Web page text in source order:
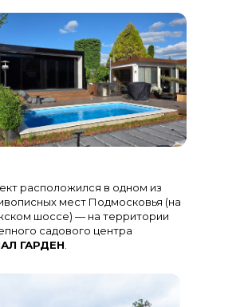
расположился в одном из
мест Подмосковья (на
шоссе) — на территории
садового центра
ГАРДЕН
импостами
для жесткости и